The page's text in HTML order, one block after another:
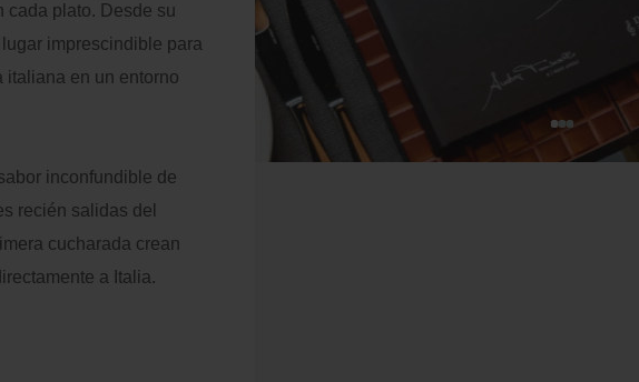
Pago en el hotel
cada plato. Desde su
imprescindible para
italiana en un entorno
inconfundible de
recién salidas del
cucharada crean
a Italia.